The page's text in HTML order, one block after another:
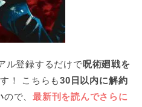
ル登録するだけで呪術廻戦を
！ こちらも30日以内に解約
ので、最新刊を読んでさらに